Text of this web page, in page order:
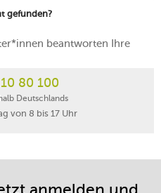
gefunden?
beantworten Ihre
80 100
Deutschlands
von 8 bis 17 Uhr